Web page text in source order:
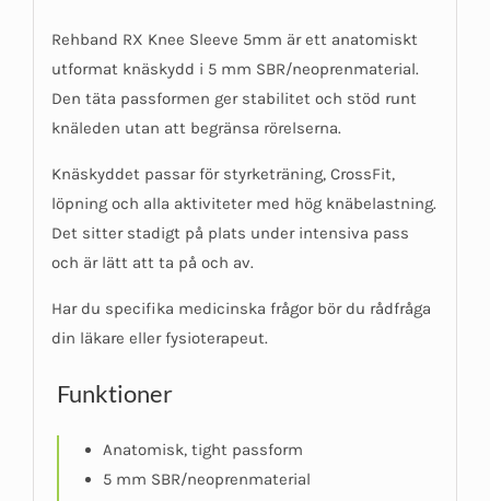
Rehband RX Knee Sleeve 5mm är ett anatomiskt
utformat knäskydd i 5 mm SBR/neoprenmaterial.
Den täta passformen ger stabilitet och stöd runt
knäleden utan att begränsa rörelserna.
Knäskyddet passar för styrketräning, CrossFit,
löpning och alla aktiviteter med hög knäbelastning.
Det sitter stadigt på plats under intensiva pass
och är lätt att ta på och av.
Har du specifika medicinska frågor bör du rådfråga
din läkare eller fysioterapeut.
Funktioner
Anatomisk, tight passform
5 mm SBR/neoprenmaterial